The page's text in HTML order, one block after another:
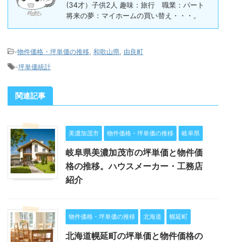
(34才）子供2人 趣味：旅行 職業：パート
将来の夢：マイホームの買い替え・・・。
-物件価格・坪単価の推移 和歌山県
由良町
-坪単価統計
関連記事
美濃加茂市 物件価格・坪単価の推移 岐阜県
岐阜県美濃加茂市の坪単価と物件価
格の推移。ハウスメーカー・工務店
紹介
物件価格・坪単価の推移 北海道 幌延町
北海道幌延町の坪単価と物件価格の